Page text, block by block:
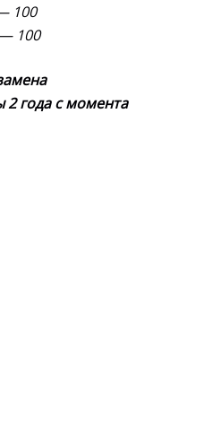
100
100
2 года с момента